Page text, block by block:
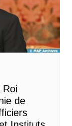
Roi
de